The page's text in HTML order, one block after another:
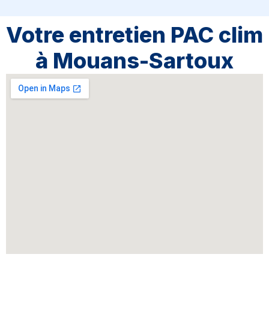
Votre entretien PAC clim
à Mouans-Sartoux